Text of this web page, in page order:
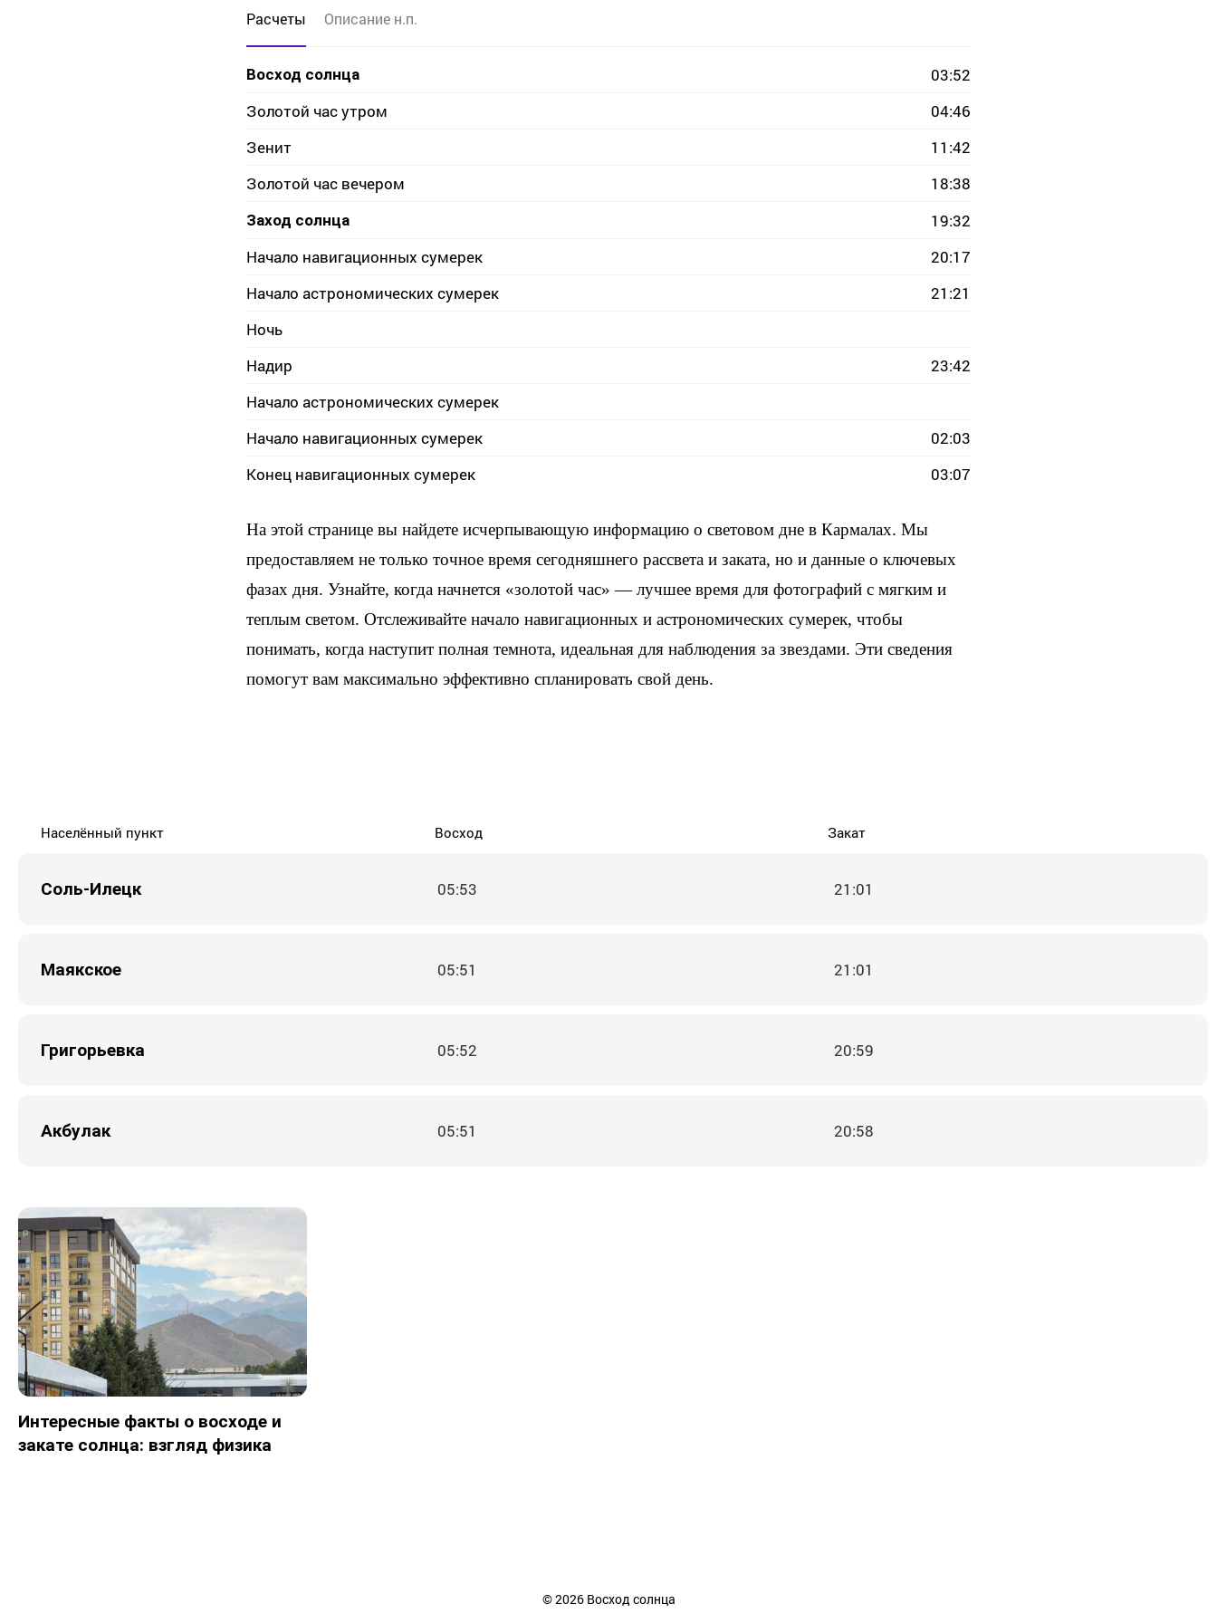
Расчеты Описание н.п.
Восход солнца
03:52
Золотой час утром
04:46
Зенит
11:42
Золотой час вечером
18:38
Заход солнца
19:32
Начало навигационных сумерек
20:17
Начало астрономических сумерек
21:21
Ночь
Надир
23:42
Начало астрономических сумерек
Начало навигационных сумерек
02:03
Конец навигационных сумерек
03:07
На этой странице вы найдете исчерпывающую информацию о световом дне в Кармалах. Мы
предоставляем не только точное время сегодняшнего рассвета и заката, но и данные о ключевых
фазах дня. Узнайте, когда начнется «золотой час» — лучшее время для фотографий с мягким и
теплым светом. Отслеживайте начало навигационных и астрономических сумерек, чтобы
понимать, когда наступит полная темнота, идеальная для наблюдения за звездами. Эти сведения
помогут вам максимально эффективно спланировать свой день.
Населённый пункт Восход Закат
Соль-Илецк 05:53 21:01
Маякское 05:51 21:01
Григорьевка 05:52 20:59
Акбулак 05:51 20:58
Интересные факты о восходе и
закате солнца: взгляд физика
©2026Восход солнца